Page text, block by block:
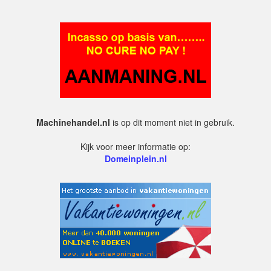
Machinehandel.nl is op dit moment niet in gebruik.
Kijk voor meer informatie op:
Domeinplein.nl